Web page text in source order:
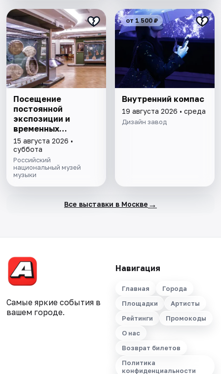
Посещение
постоянной
экспозиции и
временных
выставок Музея
музыки
15 августа 2026 •
суббота
Российский
национальный музей
музыки
от 1 500 ₽
Внутренний компас
19 августа 2026 • среда
Дизайн завод
Все выставки в Москве →
Самые яркие события в
вашем городе.
Навигация
Главная
Города
Площадки
Артисты
Рейтинги
Промокоды
О нас
Возврат билетов
Политика
конфиденциальности